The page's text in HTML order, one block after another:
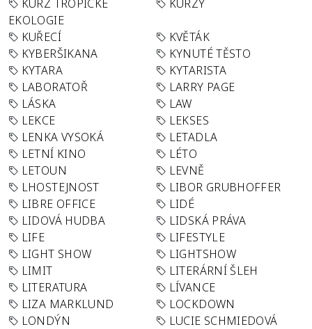
KURZ TROPICKÉ
EKOLOGIE
KURZY
KUŘECÍ
KVĚTÁK
KYBERŠIKANA
KYNUTÉ TĚSTO
KYTARA
KYTARISTA
LABORATOŘ
LARRY PAGE
LÁSKA
LAW
LEKCE
LEKSES
LENKA VYSOKÁ
LETADLA
LETNÍ KINO
LÉTO
LETOUN
LEVNĚ
LHOSTEJNOST
LIBOR GRUBHOFFER
LIBRE OFFICE
LIDÉ
LIDOVÁ HUDBA
LIDSKÁ PRÁVA
LIFE
LIFESTYLE
LIGHT SHOW
LIGHTSHOW
LIMIT
LITERÁRNÍ ŠLEH
LITERATURA
LÍVANCE
LIZA MARKLUND
LOCKDOWN
LONDÝN
LUCIE SCHMIEDOVÁ